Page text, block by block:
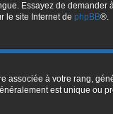
Essayez de demander
le site Internet de phpBB®.
associée à votre rang,
est unique ou